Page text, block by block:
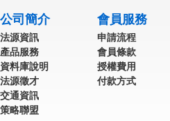
公司簡介
法源資訊
產品服務
資料庫說明
法源徵才
交通資訊
策略聯盟
會員服務
申請流程
會員條款
授權費用
付款方式